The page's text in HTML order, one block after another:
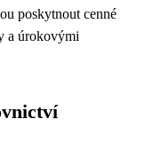
poskytnout cenné
a úrokovými